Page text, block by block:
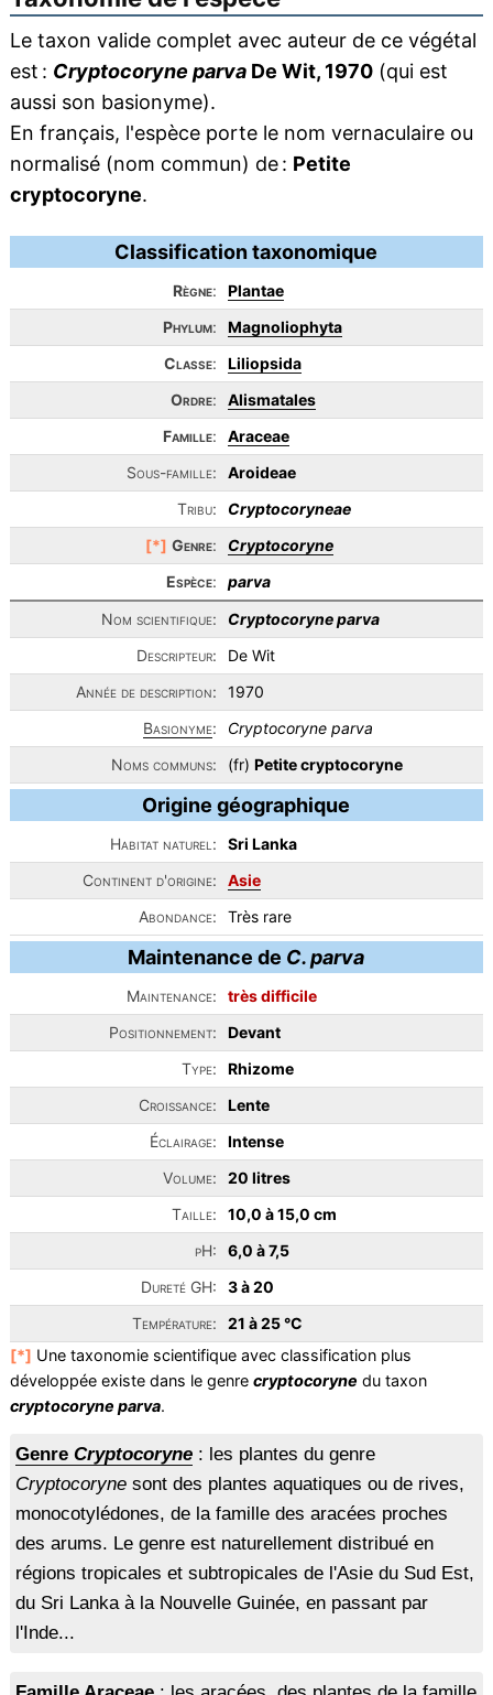
Le taxon valide complet avec auteur de ce végétal
est : Cryptocoryne parvaDe Wit, 1970(qui est
aussi son basionyme).
En français, l'espèce porte le nom vernaculaire ou
normalisé (nom commun) de : Petite
cryptocoryne.
Classification taxonomique
Règne:
Plantae
Phylum:
Magnoliophyta
Classe:
Liliopsida
Ordre:
Alismatales
Famille:
Araceae
Sous-famille:
Aroideae
Tribu:
Cryptocoryneae
[*] Genre:
Cryptocoryne
Espèce:
parva
Nom scientifique:
Cryptocoryne parva
Descripteur:
De Wit
Année de description:
1970
Basionyme:
Cryptocoryne parva
Noms communs:
(fr) Petite cryptocoryne
Origine géographique
Habitat naturel:
Sri Lanka
Continent d'origine:
Asie
Abondance:
Très rare
Maintenance de C. parva
Maintenance:
très difficile
Positionnement:
Devant
Type:
Rhizome
Croissance:
Lente
Éclairage:
Intense
Volume:
20 litres
Taille:
10,0 à 15,0 cm
pH:
6,0 à 7,5
Dureté GH:
3 à 20
Température:
21 à 25 °C
[*] Une taxonomie scientifique avec classification plus
développée existe dans le genre cryptocoryne du taxon
cryptocoryne parva.
Genre Cryptocoryne: les plantes du genre
Cryptocorynesont des plantes aquatiques ou de rives,
monocotylédones, de la famille des aracées proches
des arums. Le genre est naturellement distribué en
régions tropicales et subtropicales de l'Asie du Sud Est,
du Sri Lanka à la Nouvelle Guinée, en passant par
l'Inde...